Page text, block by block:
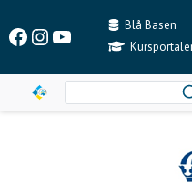
content
Facebook
Instagram
YouTubeBlå Basen